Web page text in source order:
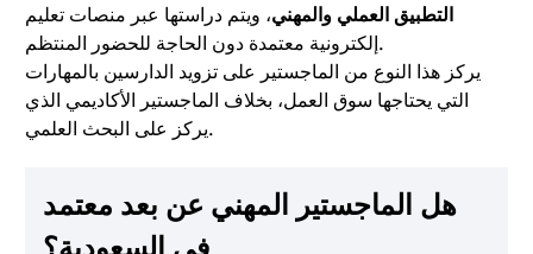
التطبيق العملي والمهني، ويتم دراستها عبر منصات تعليم
إلكترونية معتمدة دون الحاجة للحضور المنتظم.
يركز هذا النوع من الماجستير على تزويد الدارسين بالمهارات
التي يحتاجها سوق العمل، بخلاف الماجستير الأكاديمي الذي
يركز على البحث العلمي.
هل الماجستير المهني عن بعد معتمد